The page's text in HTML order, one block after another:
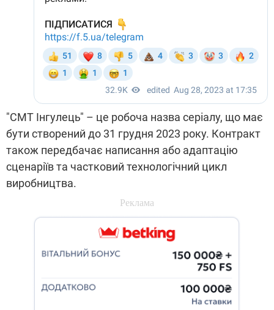
"СМТ Інгулець" – це робоча назва серіалу, що має
бути створений до 31 грудня 2023 року. Контракт
також передбачає написання або адаптацію
сценаріїв та частковий технологічний цикл
виробництва.